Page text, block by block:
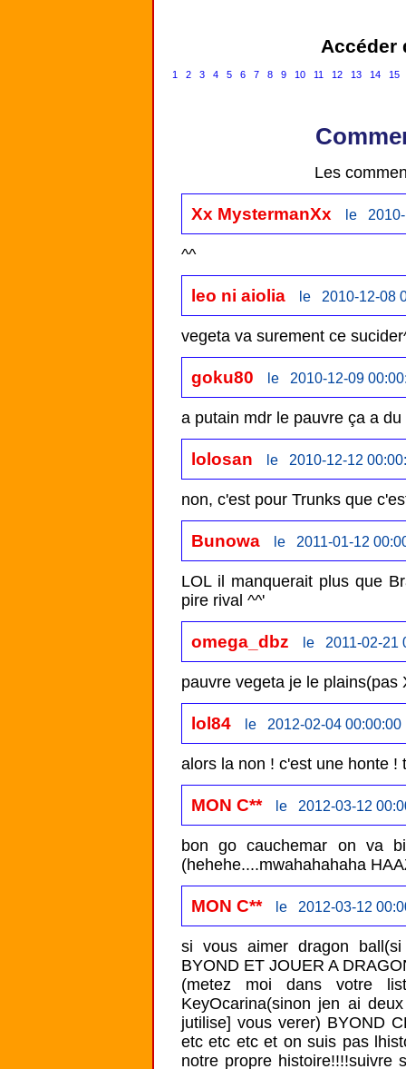
Accéder
1 2 3 4 5 6 7 8 9 10 11 12 13 14 15
Les
Xx MystermanXx le 2010-
leo ni aiolia le 2010-12-08
vegeta va surement ce
goku80 le 2010-12-09
a putain mdr le pauvre ça a
lolosan le 2010-12-12
non, c'est pour Trunks que
Bunowa le 2011-01-12
LOL il manquerait plus que
pire rival ^^'
omega_dbz le 2011-02-21
lol84 le 2012-02-04 00:00:00
alors la non ! c'est une honte
MON C** le 2012-03-12
bon go cauchemar on va
(hehehe....mwahahahaha
MON C** le 2012-03-12
si vous aimer dragon
BYOND ET JOUER A
(metez moi dans votre
KeyOcarina(sinon jen ai
jutilise] vous verer) BYOND
etc etc etc et on suis pas
notre propre histoire!!!!suivre